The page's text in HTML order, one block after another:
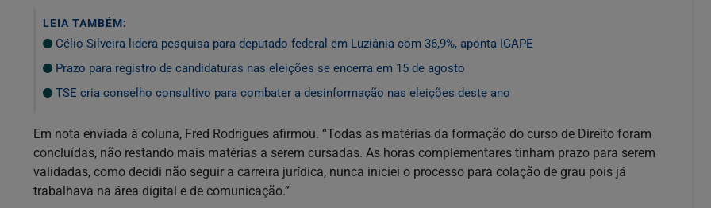
LEIA TAMBÉM:
Célio Silveira lidera pesquisa para deputado federal em Luziânia com 36,9%, aponta IGAPE
Prazo para registro de candidaturas nas eleições se encerra em 15 de agosto
TSE cria conselho consultivo para combater a desinformação nas eleições deste ano
Em nota enviada à coluna, Fred Rodrigues afirmou. “Todas as matérias da formação do curso de Direito foram
concluídas, não restando mais matérias a serem cursadas. As horas complementares tinham prazo para serem
validadas, como decidi não seguir a carreira jurídica, nunca iniciei o processo para colação de grau pois já
trabalhava na área digital e de comunicação.”